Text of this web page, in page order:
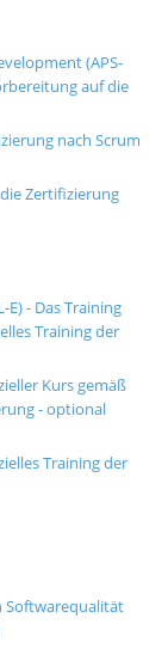
(APS-
auf die
nach Scrum
Zertifizierung
E) - Das Training
Training der
Kurs gemäß
- optional
Training der
Softwarequalität